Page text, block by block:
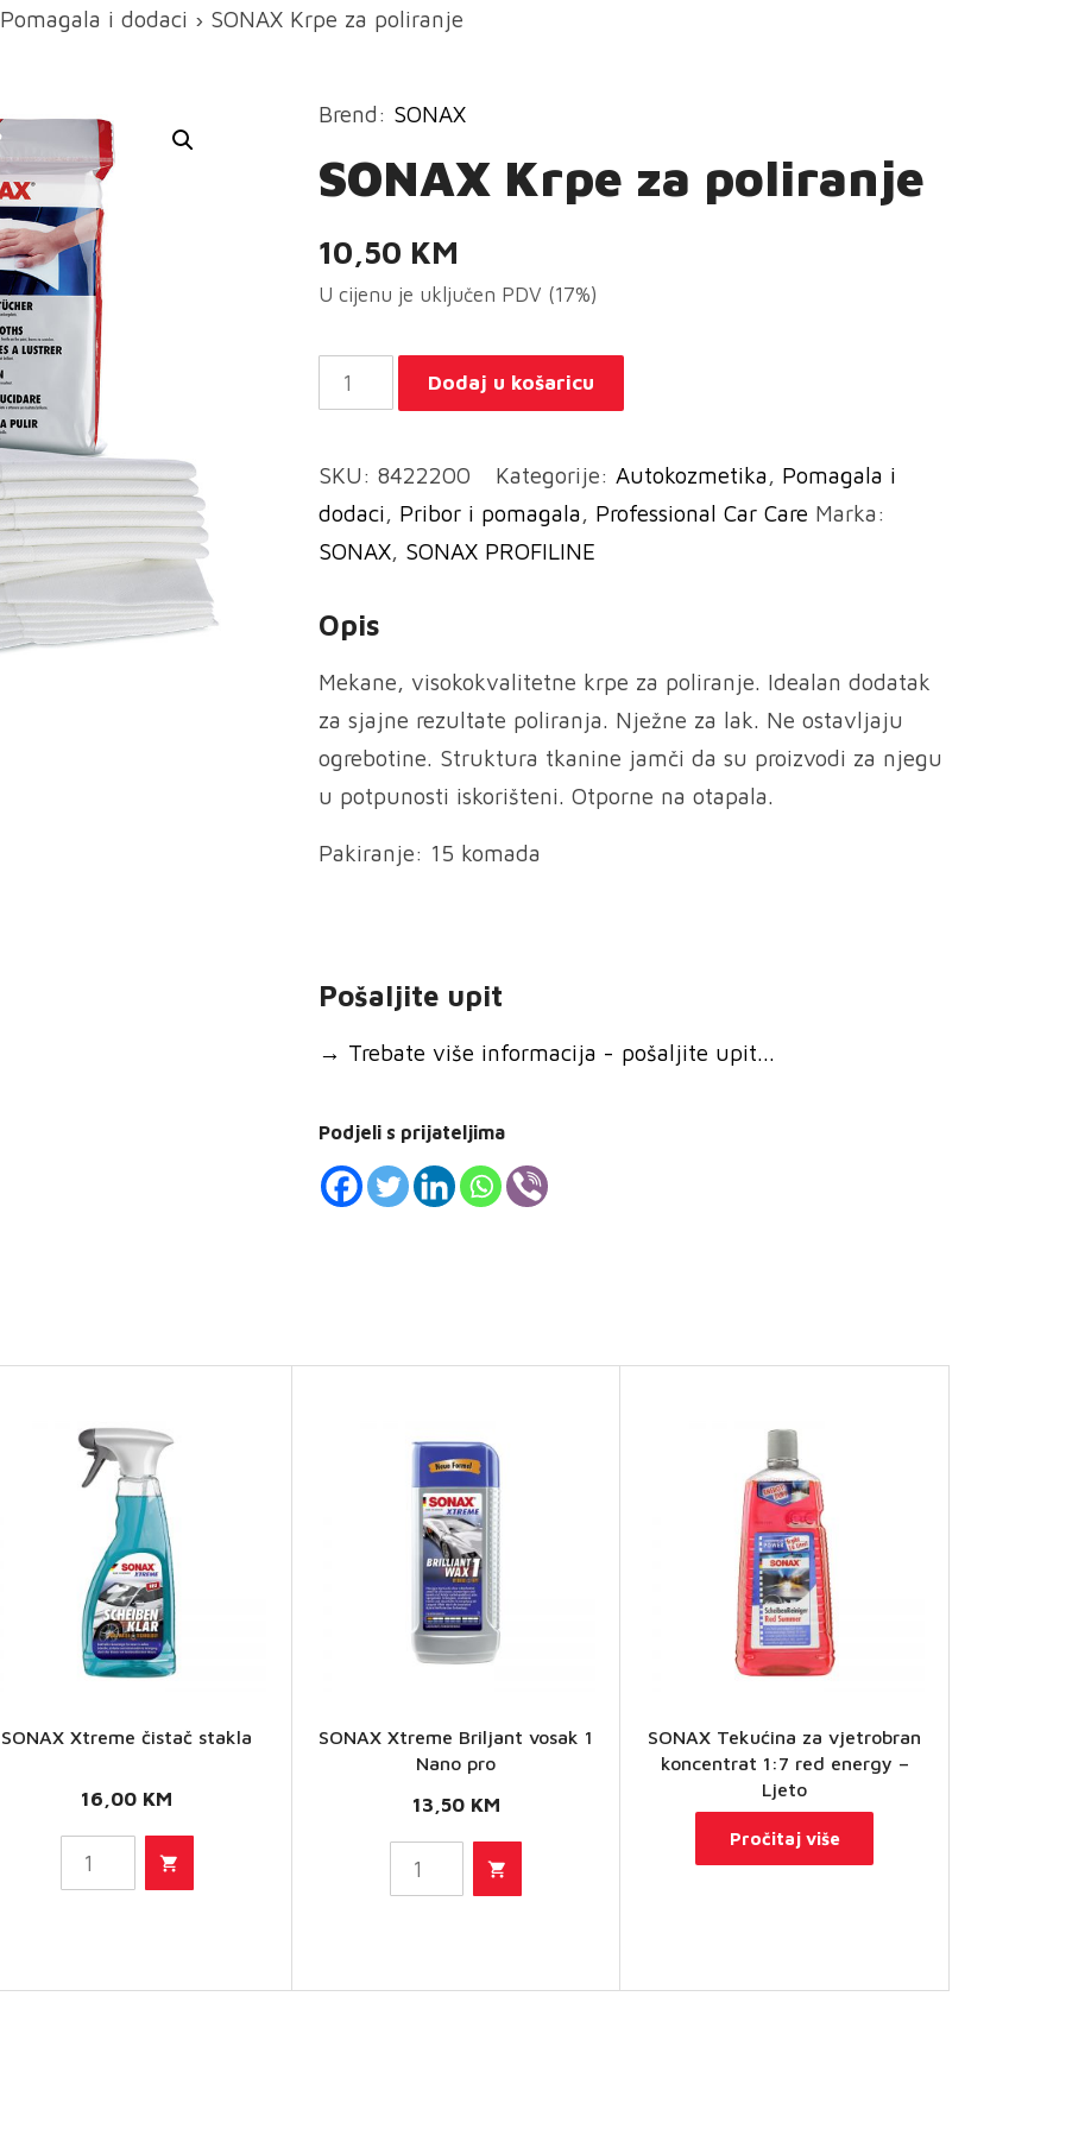
Pomagala i dodaci › SONAX Krpe za poliranje
Brend: SONAX
SONAX Krpe za poliranje
10,50 KM
U cijenu je uključen PDV (17%)
SONAX
Krpe
poliranje
količina
Dodaj u košaricu
SKU:8422200 Kategorije: Autokozmetika, Pomagala i
dodaci, Pribor i pomagala, Professional Car Care Marka:
SONAX, SONAX PROFILINE
Opis
Mekane, visokokvalitetne krpe za poliranje. Idealan dodatak
za sjajne rezultate poliranja. Nježne za lak. Ne ostavljaju
ogrebotine. Struktura tkanine jamči da su proizvodi za njegu
u potpunosti iskorišteni. Otporne na otapala.
Pakiranje: 15 komada
Pošaljite upit
→ Trebate više informacija - pošaljite upit...
Podjeli s prijateljima
SONAX Xtreme čistač stakla
16,00 KM
Xtreme
čistač
stakla
SONAX Xtreme Briljant vosak 1
Nano pro
13,50 KM
SONAX
Xtreme
Briljant
vosak 1
SONAX Tekućina za vjetrobran
koncentrat 1:7 red energy –
Ljeto
Pročitaj više